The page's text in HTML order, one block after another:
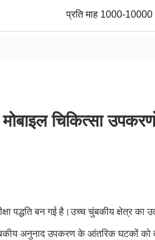
प्रति माह 1000-
चिकित्सा
पद्धति बन गई है।उच्च चुंबकीय क्षेत्र का
अनुनाद उपकरण के आंतरिक घटकों को